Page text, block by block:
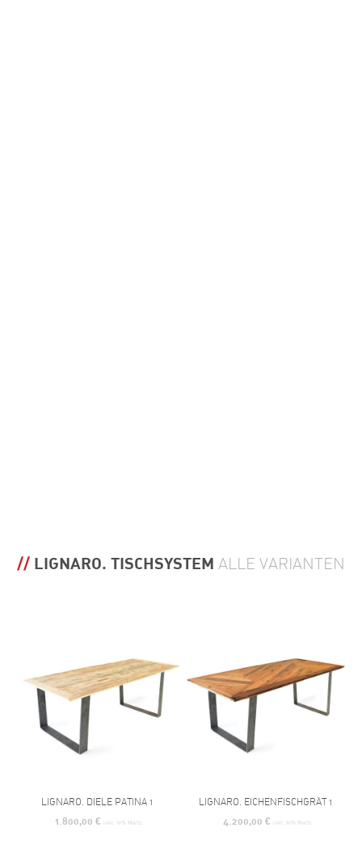
LIGNARO. TISCHSYSTEM ALLE VARIANTEN
LIGNARO. DIELE PATINA 1
1.800,00 € inkl. 19% MwSt.
LIGNARO. EICHENFISCHGRÄT 1
4.200,00 € inkl. 19% MwSt.